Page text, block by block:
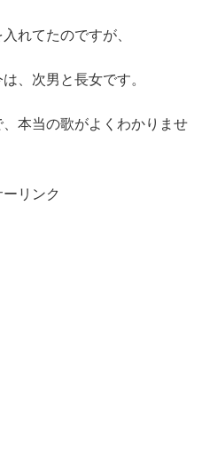
れてたのですが、
、次男と長女です。
本当の歌がよくわかりませ
リンク